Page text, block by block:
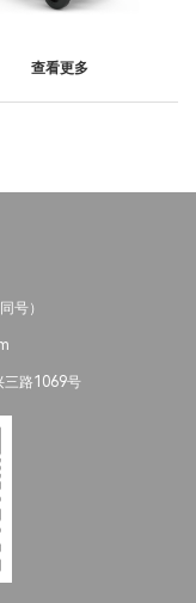
查看更多
号）
三路1069号